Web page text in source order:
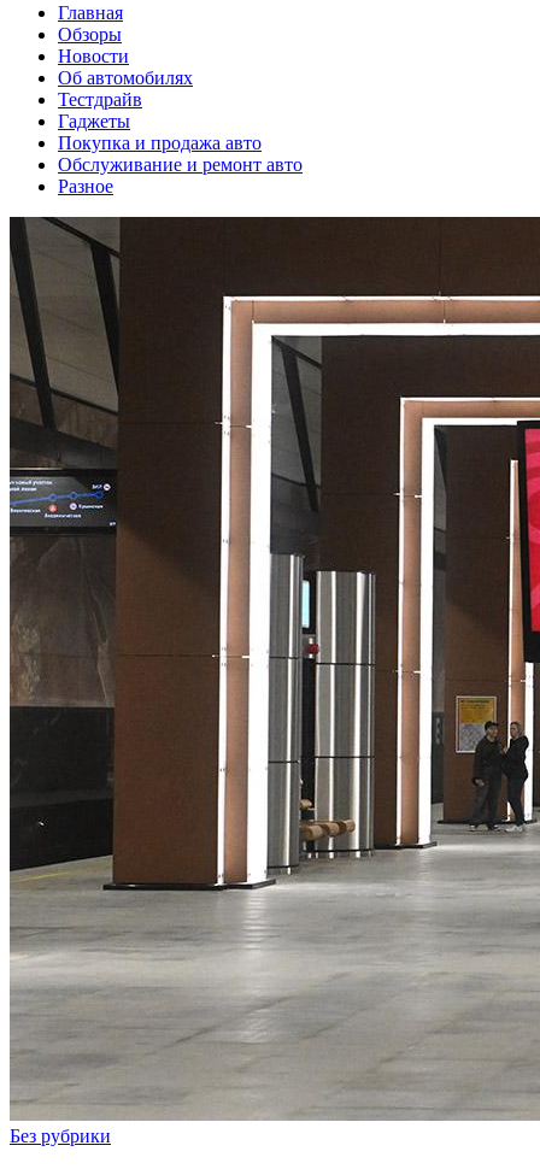
Главная
Обзоры
Новости
Об автомобилях
Тестдрайв
Гаджеты
Покупка и продажа авто
Обслуживание и ремонт авто
Разное
Без рубрики